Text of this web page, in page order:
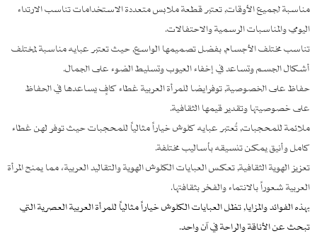
مناسبة لجميع الأوقات, تعتبر قطعة ملابس متعددة الاستخدامات تناسب الارتداء
اليومي والمناسبات الرسمية والاحتفالات.
تناسب مختلف الأجسام, بفضل تصميمها الواسع, حيث تعتبر عبايه مناسبة لمختلف
أشكال الجسم وتساعد في إخفاء العيوب وتسليط الضوء على الجمال.
حفاظ على الخصوصية, توفرايضا للمرأة العربية غطاء كافٍ يساعدها في الحفاظ
على خصوصيتها وتقدير قيمها الثقافية.
ملائمة للمحجبات, تُعتبر عبايه كلوش خياراً مثالياً للمحجبات حيث توفر لهن غطاء
كامل وأنيق يمكن تنسيقه بأساليب مختلفة.
تعزيز الهوية الثقافية, تعكس العبايات الكلوش الهوية والتقاليد العربية، مما يمنح المرأة
العربية شعوراً بالانتماء والفخر بثقافتها.
بهذه الفوائد والمزايا, تظل العبايات الكلوش خياراً مثالياً للمرأة العربية العصرية التي
تبحث عن الأناقة والراحة في آن واحد.